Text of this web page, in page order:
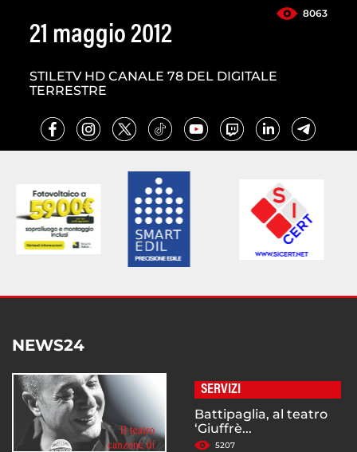
8063
21 maggio 2012
STILETV HD CANALE 78 DEL DIGITALE
TERRESTRE
NEWS24
SERVIZI
Battipaglia, al teatro
‘Giuffrè...
5207